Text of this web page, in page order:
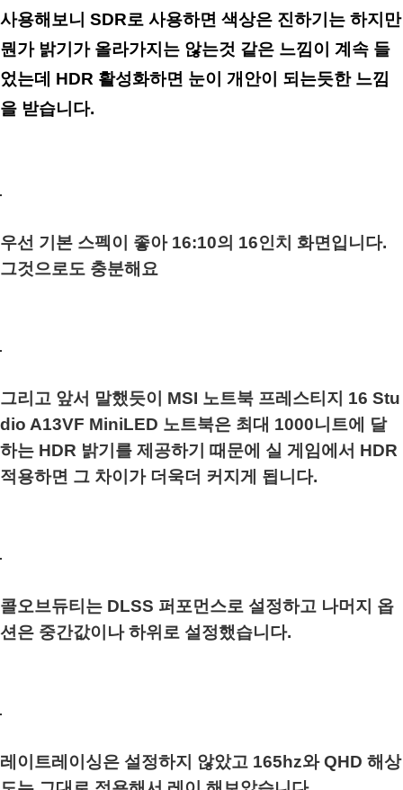
사용해보니 SDR로 사용하면 색상은 진하기는 하지만
뭔가 밝기가 올라가지는 않는것 같은 느낌이 계속 들
었는데 HDR 활성화하면 눈이 개안이 되는듯한 느낌
을 받습니다.
우선 기본 스펙이 좋아 16:10의 16인치 화면입니다.
그것으로도 충분해요
그리고 앞서 말했듯이 MSI 노트북 프레스티지 16 Stu
dio A13VF MiniLED 노트북은 최대 1000니트에 달
하는 HDR 밝기를 제공하기 때문에 실 게임에서 HDR
적용하면 그 차이가 더욱더 커지게 됩니다.
콜오브듀티는 DLSS 퍼포먼스로 설정하고 나머지 옵
션은 중간값이나 하위로 설정했습니다.
레이트레이싱은 설정하지 않았고 165hz와 QHD 해상